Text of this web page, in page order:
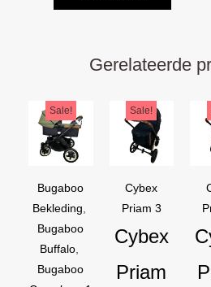
Gerelateerde
Sale!
Bugaboo
Bekleding
Bugaboo
Buffalo,
Bugaboo
Oorspronkelijke
prijs
prijs
Sale!
Cybex
Priam 3
Cybex
Priam
prijs
Huidige
prijs